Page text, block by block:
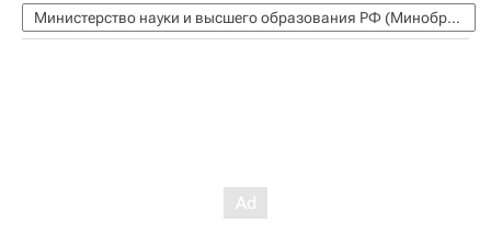
Министерство науки и высшего образования РФ (Минобрнауки России)